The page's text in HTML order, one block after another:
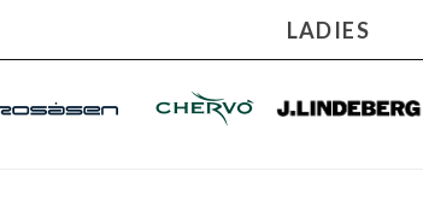
LADIES